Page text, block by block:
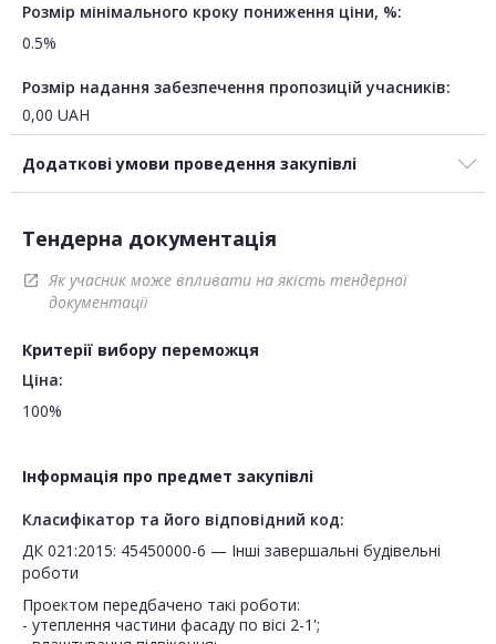
Розмір мінімального кроку пониження ціни, %:
0.5%
Розмір надання забезпечення пропозицій учасників:
0,00 UAH
Додаткові умови проведення закупівлі
Тендерна документація
open_in_new
Як учасник може впливати на якість тендерної
документації
Критерії вибору переможця
Ціна:
100%
Інформація про предмет закупівлі
Класифікатор та його відповідний код:
ДК 021:2015: 45450000-6 — Інші завершальні будівельні
роботи
Проектом передбачено такі роботи:
- утеплення частини фасаду по вісі 2-1';